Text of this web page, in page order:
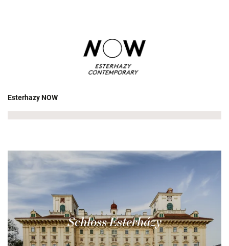
Esterhazy NOW
Schloss Esterházy